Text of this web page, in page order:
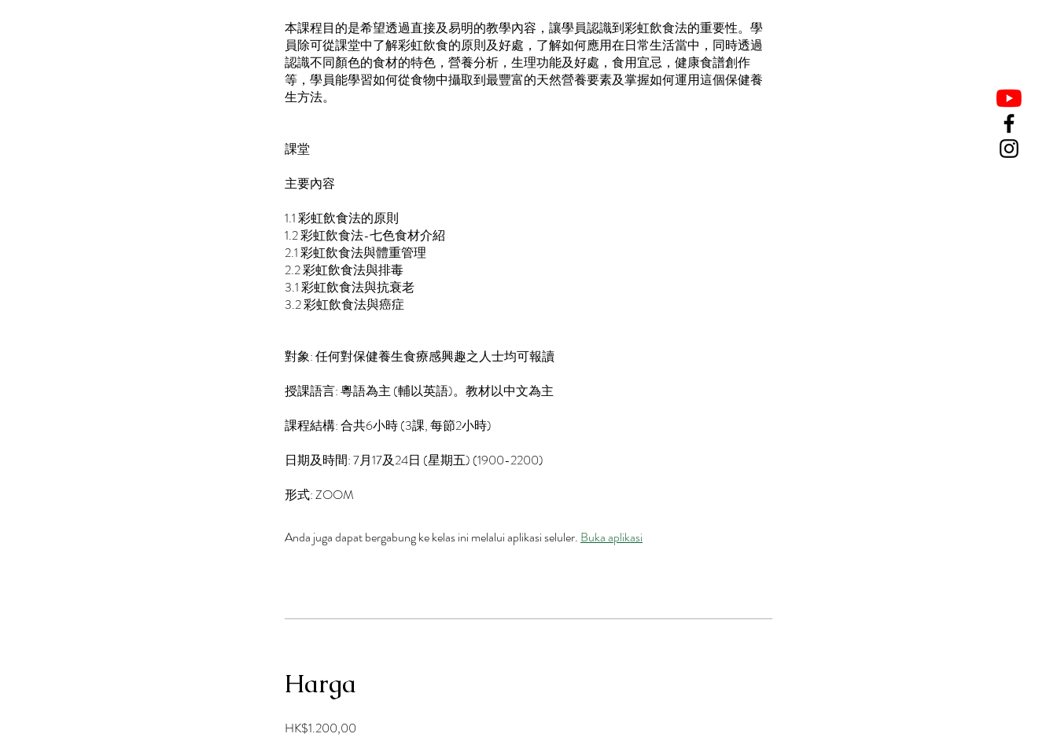
本課程目的是希望透過直接及易明的教學內容，讓學員認識到彩虹飲食法的重要性。學
員除可從課堂中了解彩虹飲食的原則及好處，了解如何應用在日常生活當中，同時透過
認識不同顏色的食材的特色，營養分析，生理功能及好處，食用宜忌，健康食譜創作
等，學員能學習如何從食物中攝取到最豐富的天然營養要素及掌握如何運用這個保健養
生方法。
課堂
主要內容
1.1 彩虹飲食法的原則
1.2 彩虹飲食法-七色食材介紹
2.1 彩虹飲食法與體重管理
2.2 彩虹飲食法與排毒
3.1 彩虹飲食法與抗衰老
3.2 彩虹飲食法與癌症
對象: 任何對保健養生食療感興趣之人士均可報讀
授課語言: 粵語為主 (輔以英語)。教材以中文為主
課程結構: 合共6小時 (3課, 每節2小時)
日期及時間: 7月17及24日 (星期五) (1900-2200)
形式: ZOOM
Anda juga dapat bergabung ke kelas ini melalui aplikasi seluler. Buka aplikasi
Harga
HK$1.200,00